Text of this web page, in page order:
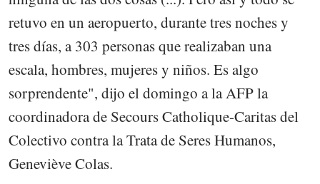
retuvo en un aeropuerto, durante tres noches y
tres días, a 303 personas que realizaban una
escala, hombres, mujeres y niños. Es algo
sorprendente", dijo el domingo a la AFP la
coordinadora de Secours Catholique-Caritas del
Colectivo contra la Trata de Seres Humanos,
Geneviève Colas.